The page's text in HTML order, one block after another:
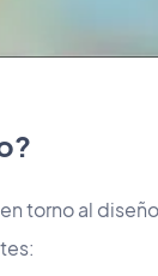
torno al